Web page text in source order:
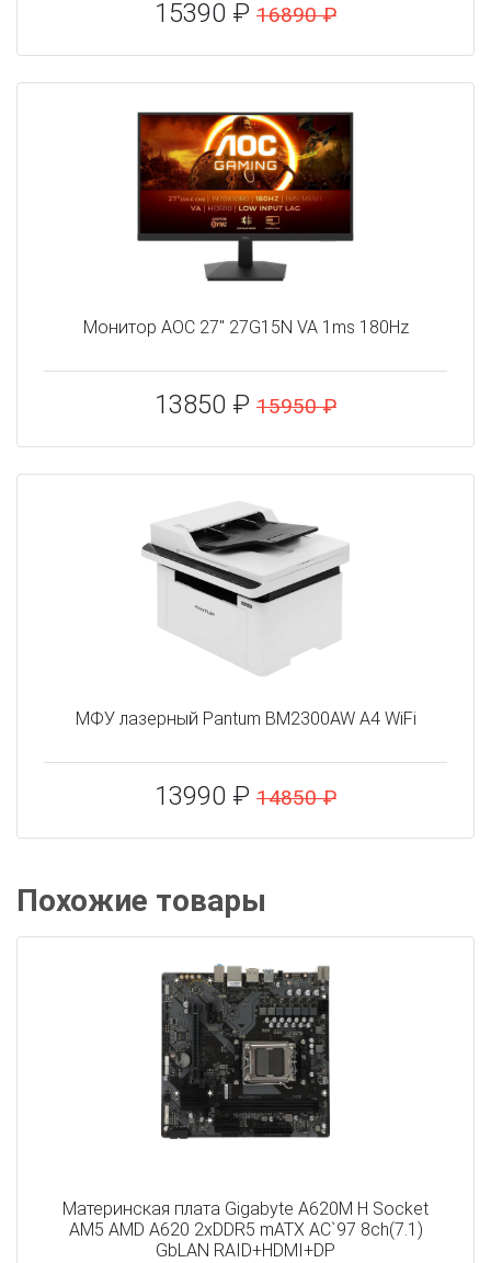
15390 ₽ 16890 ₽
Монитор AOC 27" 27G15N VA 1ms 180Hz
13850 ₽ 15950 ₽
МФУ лазерный Pantum BM2300AW A4 WiFi
13990 ₽ 14850 ₽
Похожие товары
Материнская плата Gigabyte A620M H Socket
AM5 AMD A620 2xDDR5 mATX AC`97 8ch(7.1)
GbLAN RAID+HDMI+DP